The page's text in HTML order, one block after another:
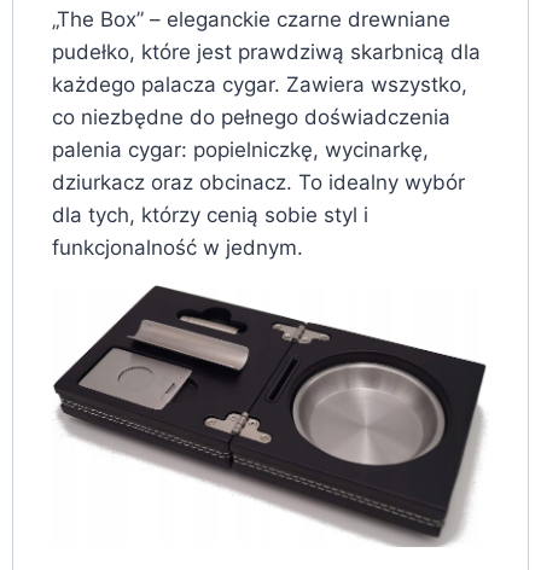
„The Box” – eleganckie czarne drewniane
pudełko, które jest prawdziwą skarbnicą dla
każdego palacza cygar. Zawiera wszystko,
co niezbędne do pełnego doświadczenia
palenia cygar: popielniczkę, wycinarkę,
dziurkacz oraz obcinacz. To idealny wybór
dla tych, którzy cenią sobie styl i
funkcjonalność w jednym.